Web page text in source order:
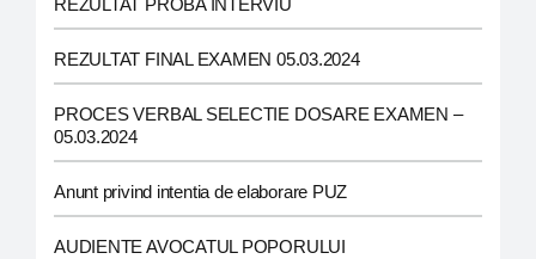
REZULTAT PROBA INTERVIU
REZULTAT FINAL EXAMEN 05.03.2024
PROCES VERBAL SELECTIE DOSARE EXAMEN –
05.03.2024
Anunt privind intentia de elaborare PUZ
AUDIENTE AVOCATUL POPORULUI